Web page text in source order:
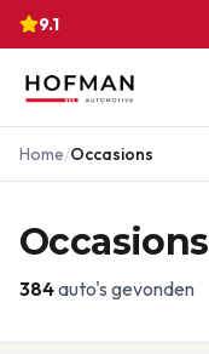
9.1
Home/Occasions
Occasions
384auto's gevonden